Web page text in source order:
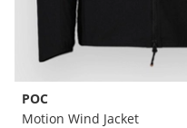
POC
Motion Wind Jacket